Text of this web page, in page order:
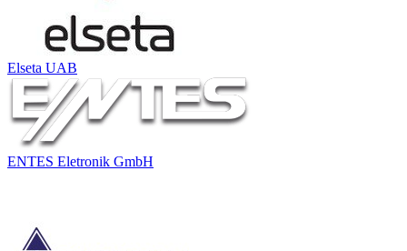
Elseta UAB
ENTES Eletronik GmbH